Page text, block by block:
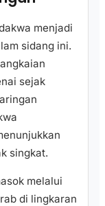
menjadi
sidang ini.
sejak
singkat.
melalui
di lingkaran